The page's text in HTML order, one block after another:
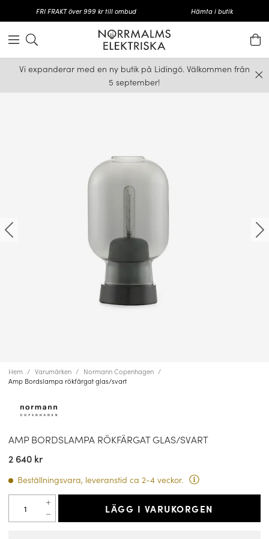
FRI FRAKT över 999 kr till ombud Hämta i butik
Vi expanderar med en ny butik på Lidingö. Välkommen från
5 september!
Hem Varumärken
Normann Copenhagen
Amp Bordslampa rökfärgat glas/svart
AMP BORDSLAMPA RÖKFÄRGAT GLAS/SVART
2 640 kr
Beställningsvara, leveranstid ca 2-4 veckor.
LÄGG I VARUKORGEN